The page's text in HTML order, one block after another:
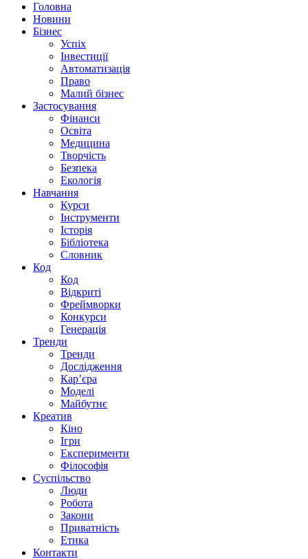
Головна
Новини
Бізнес
Успіх
Інвестиції
Автоматизація
Право
Малий бізнес
Застосування
Фінанси
Освіта
Медицина
Творчість
Безпека
Екологія
Навчання
Курси
Інструменти
Історія
Бібліотека
Словник
Код
Код
Відкриті
Фреймворки
Конкурси
Генерація
Тренди
Тренди
Дослідження
Кар’єра
Моделі
Майбутнє
Креатив
Кіно
Ігри
Експерименти
Філософія
Суспільство
Люди
Робота
Закони
Приватність
Етика
Контакти